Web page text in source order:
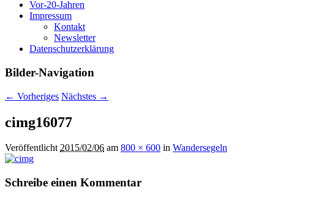
Vor-20-Jahren
Impressum
Kontakt
Newsletter
Datenschutzerklärung
Bilder-Navigation
← Vorheriges Nächstes →
cimg16077
Veröffentlicht2015/02/06 am 800 × 600 in Wandersegeln
Schreibe einen Kommentar